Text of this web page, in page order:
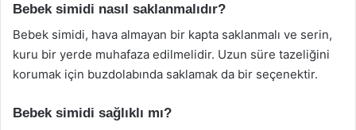
Bebek simidi nasıl saklanmalıdır?
Bebek simidi, hava almayan bir kapta saklanmalı ve serin,
kuru bir yerde muhafaza edilmelidir. Uzun süre tazeliğini
korumak için buzdolabında saklamak da bir seçenektir.
Bebek simidi sağlıklı mı?